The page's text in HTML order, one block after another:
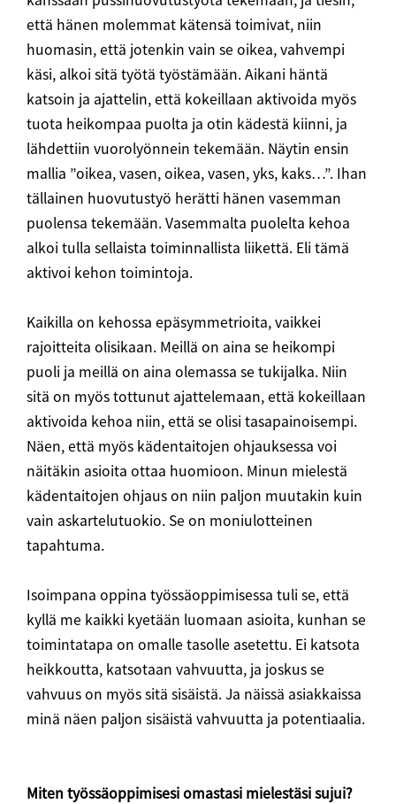
että hänen molemmat kätensä toimivat, niin
huomasin, että jotenkin vain se oikea, vahvempi
käsi, alkoi sitä työtä työstämään. Aikani häntä
katsoin ja ajattelin, että kokeillaan aktivoida myös
tuota heikompaa puolta ja otin kädestä kiinni, ja
lähdettiin vuorolyönnein tekemään. Näytin ensin
mallia ”oikea, vasen, oikea, vasen, yks, kaks…”. Ihan
tällainen huovutustyö herätti hänen vasemman
puolensa tekemään. Vasemmalta puolelta kehoa
alkoi tulla sellaista toiminnallista liikettä. Eli tämä
aktivoi kehon toimintoja.
Kaikilla on kehossa epäsymmetrioita, vaikkei
rajoitteita olisikaan. Meillä on aina se heikompi
puoli ja meillä on aina olemassa se tukijalka. Niin
sitä on myös tottunut ajattelemaan, että kokeillaan
aktivoida kehoa niin, että se olisi tasapainoisempi.
Näen, että myös kädentaitojen ohjauksessa voi
näitäkin asioita ottaa huomioon. Minun mielestä
kädentaitojen ohjaus on niin paljon muutakin kuin
vain askartelutuokio. Se on moniulotteinen
tapahtuma.
Isoimpana oppina työssäoppimisessa tuli se, että
kyllä me kaikki kyetään luomaan asioita, kunhan se
toimintatapa on omalle tasolle asetettu. Ei katsota
heikkoutta, katsotaan vahvuutta, ja joskus se
vahvuus on myös sitä sisäistä. Ja näissä asiakkaissa
minä näen paljon sisäistä vahvuutta ja potentiaalia.
Miten työssäoppimisesi omastasi mielestäsi sujui?